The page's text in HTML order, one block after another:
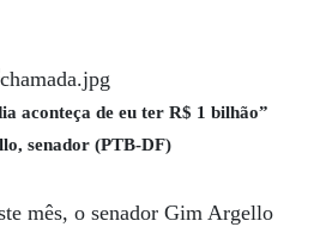
aconteça de eu ter R$ 1 bilhão”
senador (PTB-DF)
mês, o senador Gim Argello